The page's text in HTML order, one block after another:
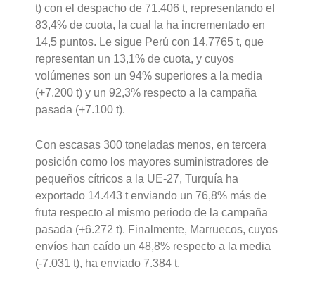
t) con el despacho de 71.406 t, representando el
83,4% de cuota, la cual la ha incrementado en
14,5 puntos. Le sigue Perú con 14.7765 t, que
representan un 13,1% de cuota, y cuyos
volúmenes son un 94% superiores a la media
(+7.200 t) y un 92,3% respecto a la campaña
pasada (+7.100 t).
Con escasas 300 toneladas menos, en tercera
posición como los mayores suministradores de
pequeños cítricos a la UE-27, Turquía ha
exportado 14.443 t enviando un 76,8% más de
fruta respecto al mismo periodo de la campaña
pasada (+6.272 t). Finalmente, Marruecos, cuyos
envíos han caído un 48,8% respecto a la media
(-7.031 t), ha enviado 7.384 t.